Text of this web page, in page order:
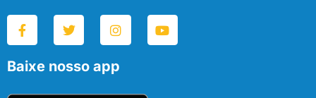
Baixe nosso app